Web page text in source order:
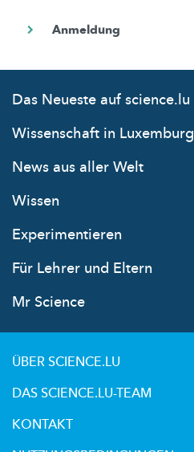
Das Neueste auf science.lu
Wissenschaft in Luxemburg
News aus aller Welt
Wissen
Experimentieren
Für Lehrer und Eltern
Mr Science
ÜBER SCIENCE.LU
DAS SCIENCE.LU-TEAM
KONTAKT